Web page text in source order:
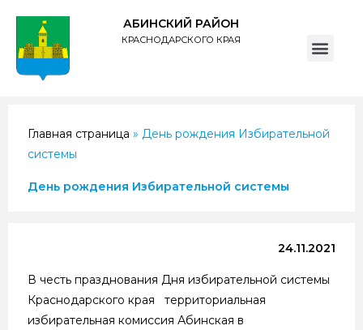
АБИНСКИЙ РАЙОН
КРАСНОДАРСКОГО КРАЯ
Главная страница » День рождения Избирательной
системы
День рождения Избирательной системы
24.11.2021
В честь празднования Дня избирательной системы
Краснодарского края территориальная
избирательная комиссия Абинская в